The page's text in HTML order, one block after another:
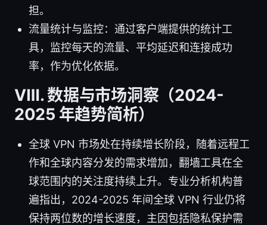
担。
流量统计与监控：通过客户端提供的统计工
具，监控每天的流量、平均延迟和连接成功
率，作为优化依据。
Ⅷ. 数据与市场洞察（2024-
2025 年趋势简析）
全球 VPN 市场处在持续增长阶段，随着远程工
作和全球内容分发的需求增加，翻墙工具在全
球范围内的关注度持续上升。专业分析机构普
遍指出，2024-2025 年间全球 VPN 行业仍将
保持两位数的增长速度，主因包括隐私保护需